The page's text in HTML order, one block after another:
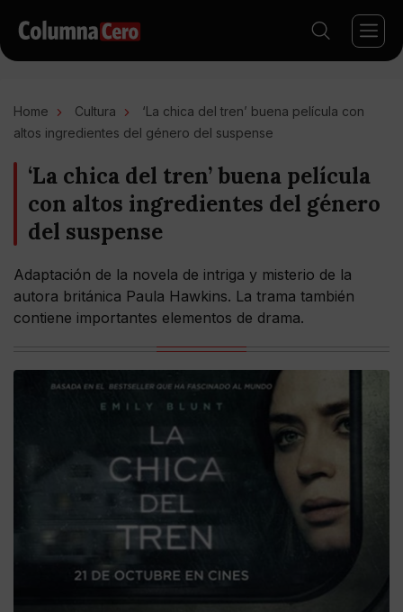
Home Cultura
‘La chica del tren’ buena película con
altos ingredientes del género del suspense
‘La chica del tren’ buena película
con altos ingredientes del género
del suspense
Adaptación de la novela de intriga y misterio de la
autora británica Paula Hawkins. La trama también
contiene importantes elementos de drama.